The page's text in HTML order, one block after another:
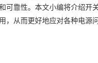
可靠性。本文小编将介绍开
从而更好地应对各种电源问